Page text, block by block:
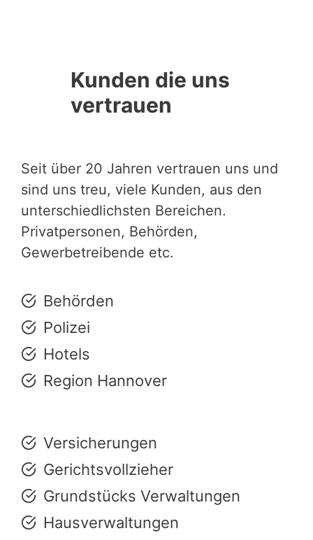
Kunden die uns
vertrauen
Seit über 20 Jahren vertrauen uns und
sind uns treu, viele Kunden, aus den
unterschiedlichsten Bereichen.
Privatpersonen, Behörden,
Gewerbetreibende etc.
Behörden
Polizei
Hotels
Region Hannover
Versicherungen
Gerichtsvollzieher
Grundstücks Verwaltungen
Hausverwaltungen